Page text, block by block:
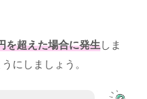
を超えた場合に発生しま
にしましょう。